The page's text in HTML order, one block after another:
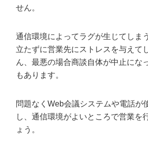
せん。
通信環境によってラグが生じてしま
立たずに営業先にストレスを与えて
ん、最悪の場合商談自体が中止にな
もあります。
問題なくWeb会議システムや電話が
し、通信環境がよいところで営業を
ょう。